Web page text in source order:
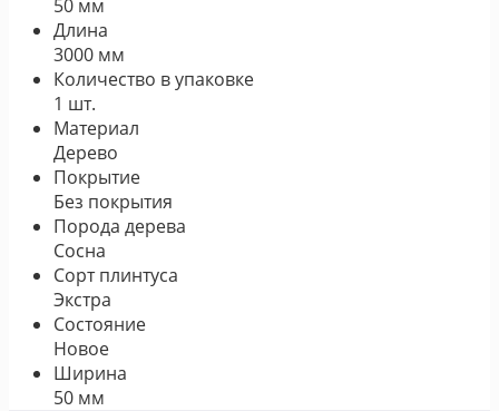
50 мм
Длина
3000 мм
Количество в упаковке
1 шт.
Материал
Дерево
Покрытие
Без покрытия
Порода дерева
Сосна
Сорт плинтуса
Экстра
Состояние
Новое
Ширина
50 мм